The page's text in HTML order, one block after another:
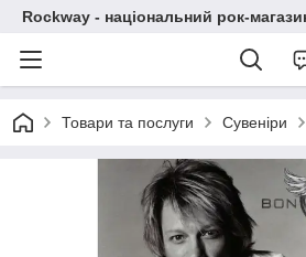
Rockway - національний рок-
Товари та послуги Сувеніри